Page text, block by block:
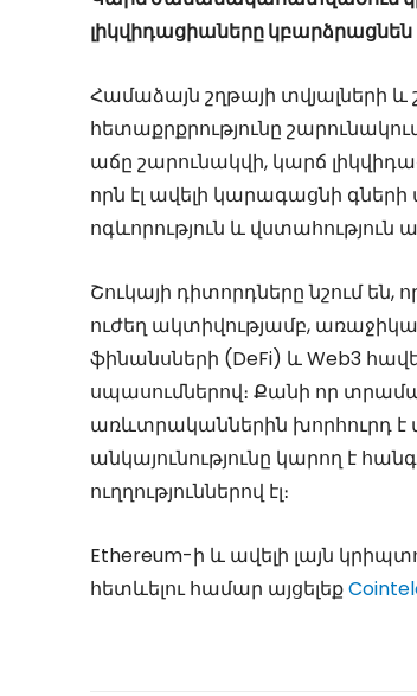
լիկվիդացիաները կբարձրացնեն
Համաձայն շղթայի տվյալների և
հետաքրքրությունը
աճը շարունակվի, կարճ
որն էլ ավելի կարագացնի
ոգևորություն և
Շուկայի դիտորդները նշում
ուժեղ ակտիվությամբ,
ֆինանսների (DeFi) և Web3
սպասումներով։ Քանի որ
առևտրականներին խորհուրդ է
անկայունությունը կարող է
ուղղություններով էլ։
Ethereum-ի և ավելի լայն
հետևելու համար այցելեք